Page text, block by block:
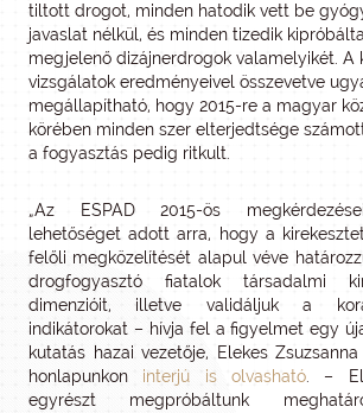
tiltott drogot, minden hatodik vett be
javaslat nélkül, és minden tizedik
megjelenő dizájnerdrogok valamelyikét. A
vizsgálatok eredményeivel összevetve
megállapítható, hogy 2015-re a magyar
körében minden szer elterjedtsége
a fogyasztás pedig ritkult.
„Az ESPAD 2015-ös
lehetőséget adott arra, hogy a
felőli megközelítését alapul véve
drogfogyasztó fiatalok társadalmi
dimenzióit, illetve validáljuk a
indikátorokat – hívja fel a figyelmet egy
kutatás hazai vezetője, Elekes
honlapunkon interjú is olvasható . –
egyrészt megpróbáltunk